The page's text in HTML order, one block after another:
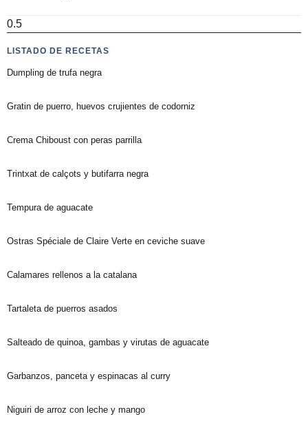
LISTADO DE RECETAS
Dumpling de trufa negra
Gratin de puerro, huevos crujientes de codorniz
Crema Chiboust con peras parrilla
Trintxat de calçots y butifarra negra
Tempura de aguacate
Ostras Spéciale de Claire Verte en ceviche suave
Calamares rellenos a la catalana
Tartaleta de puerros asados
Salteado de quinoa, gambas y virutas de aguacate
Garbanzos, panceta y espinacas al curry
Niguiri de arroz con leche y mango